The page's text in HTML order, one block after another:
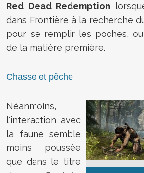
Red Dead Redemption
dans Frontière à la recherche
pour se remplir les poches,
de la matière première.
Chasse et pêche
Néanmoins,
l'interaction avec
la faune semble
moins poussée
que dans le titre